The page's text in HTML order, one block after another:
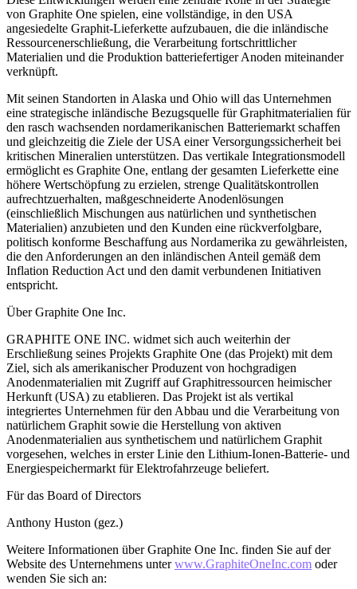
von Graphite One spielen, eine vollständige, in den USA
angesiedelte Graphit-Lieferkette aufzubauen, die die inländische
Ressourcenerschließung, die Verarbeitung fortschrittlicher
Materialien und die Produktion batteriefertiger Anoden miteinander
verknüpft.
Mit seinen Standorten in Alaska und Ohio will das Unternehmen
eine strategische inländische Bezugsquelle für Graphitmaterialien für
den rasch wachsenden nordamerikanischen Batteriemarkt schaffen
und gleichzeitig die Ziele der USA einer Versorgungssicherheit bei
kritischen Mineralien unterstützen. Das vertikale Integrationsmodell
ermöglicht es Graphite One, entlang der gesamten Lieferkette eine
höhere Wertschöpfung zu erzielen, strenge Qualitätskontrollen
aufrechtzuerhalten, maßgeschneiderte Anodenlösungen
(einschließlich Mischungen aus natürlichen und synthetischen
Materialien) anzubieten und den Kunden eine rückverfolgbare,
politisch konforme Beschaffung aus Nordamerika zu gewährleisten,
die den Anforderungen an den inländischen Anteil gemäß dem
Inflation Reduction Act und den damit verbundenen Initiativen
entspricht.
Über Graphite One Inc.
GRAPHITE ONE INC. widmet sich auch weiterhin der
Erschließung seines Projekts Graphite One (das Projekt) mit dem
Ziel, sich als amerikanischer Produzent von hochgradigen
Anodenmaterialien mit Zugriff auf Graphitressourcen heimischer
Herkunft (USA) zu etablieren. Das Projekt ist als vertikal
integriertes Unternehmen für den Abbau und die Verarbeitung von
natürlichem Graphit sowie die Herstellung von aktiven
Anodenmaterialien aus synthetischem und natürlichem Graphit
vorgesehen, welches in erster Linie den Lithium-Ionen-Batterie- und
Energiespeichermarkt für Elektrofahrzeuge beliefert.
Für das Board of Directors
Anthony Huston (gez.)
Weitere Informationen über Graphite One Inc. finden Sie auf der
Website des Unternehmens unterwww.GraphiteOneInc.com oder
wenden Sie sich an: